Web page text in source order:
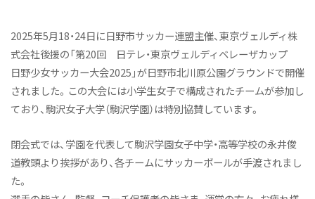
2025年5月18・24日に日野市サッカー連盟主催、東京ヴェルディ株
式会社後援の「第20回 日テレ・東京ヴェルディベレーザカップ
日野少女サッカー大会2025」が日野市北川原公園グラウンドで開催
されました。この大会には小学生女子で構成されたチームが参加し
ており、駒沢女子大学（駒沢学園）は特別協賛しています。
閉会式では、学園を代表して駒沢学園女子中学・高等学校の永井俊
道教頭より挨拶があり、各チームにサッカーボールが手渡されまし
た。